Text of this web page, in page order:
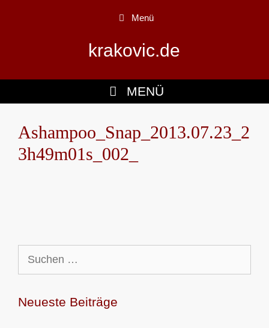
Menü
krakovic.de
MENÜ
Ashampoo_Snap_2013.07.23_2
3h49m01s_002_
nach:
Neueste Beiträge